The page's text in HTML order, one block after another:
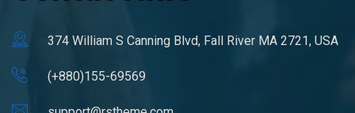
374 William S Canning Blvd, Fall River MA 2721, USA
(+880)155-69569